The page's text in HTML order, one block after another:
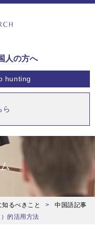
人の方へ
hunting
ら
るべきこと
中国語記事
的活用方法